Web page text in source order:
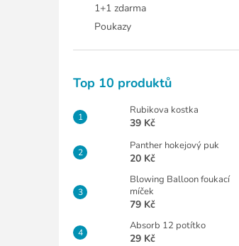
1+1 zdarma
Poukazy
Top 10 produktů
Rubikova kostka
39 Kč
Panther hokejový puk
20 Kč
Blowing Balloon foukací
míček
79 Kč
Absorb 12 potítko
29 Kč